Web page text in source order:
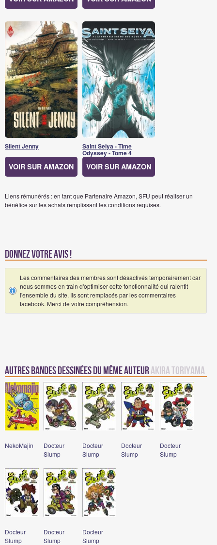
Silent Jenny
VOIR SUR AMAZON
Saint Seiya - Time
Odyssey - Tome 4
VOIR SUR AMAZON
Liens rémunérés : en tant que Partenaire Amazon, SFU peut réaliser un
bénéfice sur les achats remplissant les conditions requises.
Donnez votre avis !
Les commentaires des membres sont désactivés temporairement car
nous sommes en train d'optimiser cette fonctionnalité qui ralentit
l'ensemble du site. Ils sont remplacés par les commentaires
facebook. Merci de votre compréhension.
Autres Bandes Dessinées du même auteurAkira Toriyama
NekoMajin
Docteur
Slump
Docteur
Slump
Docteur
Slump
Docteur
Slump
Docteur
Slump
Docteur
Slump
Docteur
Slump